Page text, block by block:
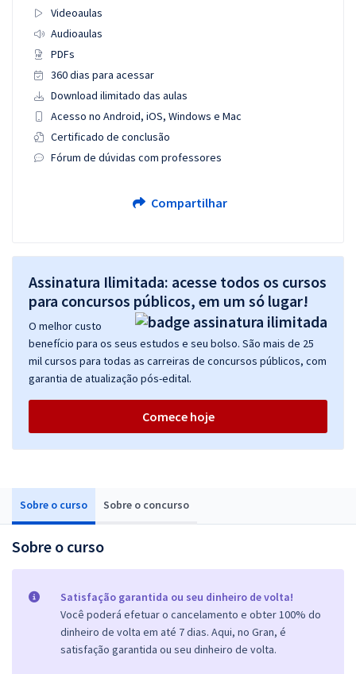
Sobre o curso Sobre o concurso
Sobre o curso
Satisfação garantida ou seu dinheiro de volta!
Você poderá efetuar o cancelamento e obter 100% do
dinheiro de volta em até 7 dias. Aqui, no Gran, é
satisfação garantida ou seu dinheiro de volta.
Videoaulas
Audioaulas
PDFs
360 dias para acessar
Download ilimitado das aulas
Acesso no Android, iOS, Windows e Mac
Certificado de conclusão
Fórum de dúvidas com professores
Compartilhar
Assinatura Ilimitada: acesse todos os cursos
para concursos públicos, em um só lugar!
O melhor custo
benefício para os seus estudos e seu bolso. São mais de 25
mil cursos para todas as carreiras de concursos públicos, com
garantia de atualização pós-edital.
Comece hoje